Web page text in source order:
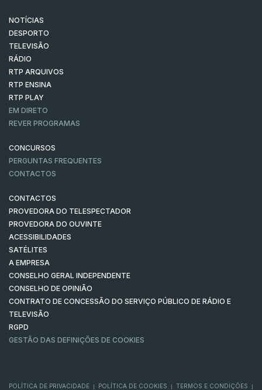
NOTÍCIAS
DESPORTO
TELEVISÃO
RÁDIO
RTP ARQUIVOS
RTP ENSINA
RTP PLAY
EM DIRETO
REVER PROGRAMAS
CONCURSOS
PERGUNTAS FREQUENTES
CONTACTOS
CONTACTOS
PROVEDORA DO TELESPECTADOR
PROVEDORA DO OUVINTE
ACESSIBILIDADES
SATÉLITES
A EMPRESA
CONSELHO GERAL INDEPENDENTE
CONSELHO DE OPINIÃO
CONTRATO DE CONCESSÃO DO SERVIÇO PÚBLICO DE RÁDIO E
TELEVISÃO
RGPD
GESTÃO DAS DEFINIÇÕES DE COOKIES
POLÍTICA DE PRIVACIDADE POLÍTICA DE COOKIES TERMOS E CONDIÇÕES